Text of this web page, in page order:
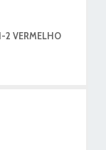
2 VERMELHO